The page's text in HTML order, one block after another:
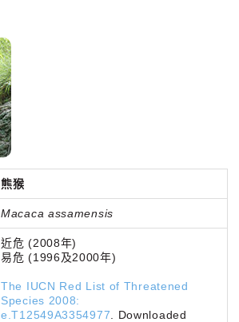
熊猴
Macaca assamensis
近危 (2008年)
易危 (1996及2000年)
The IUCN Red List of Threatened
Species 2008:
e.T12549A3354977
Downloaded